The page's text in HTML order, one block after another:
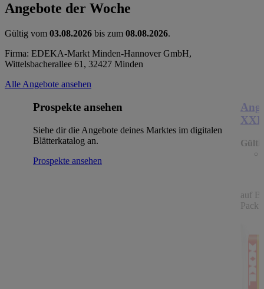
Angebote der Woche
Gültig vom 03.08.2026 bis zum 08.08.2026.
Firma: EDEKA-Markt Minden-Hannover GmbH,
Wittelsbacherallee 61, 32427 Minden
Alle Angebote ansehen
Prospekte ansehen
Siehe dir die Angebote deines Marktes im digitalen
Blätterkatalog an.
Prospekte ansehen
XXL
auf